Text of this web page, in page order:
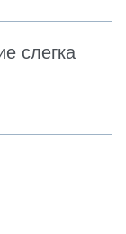
слегка